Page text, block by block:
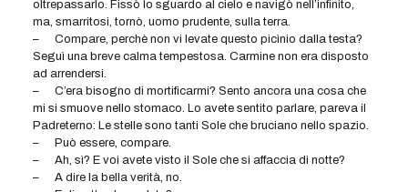
oltrepassarlo. Fissò lo sguardo al cielo e navigò nell’infinito,
ma, smarritosi, tornò, uomo prudente, sulla terra.
–
Compare, perchè non vi levate questo picìnio dalla testa?
Seguì una breve calma tempestosa. Carmine non era disposto
ad arrendersi.
–
C’era bisogno di mortificarmi? Sento ancora una cosa che
mi si smuove nello stomaco. Lo avete sentito parlare, pareva il
Padreterno: Le stelle sono tanti Sole che bruciano nello spazio.
–
Può essere, compare.
–
Ah, sì? E voi avete visto il Sole che si affaccia di notte?
–
A dire la bella verità, no.